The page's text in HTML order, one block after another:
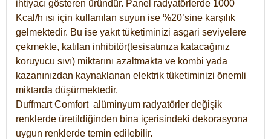
ihtiyacı gösteren üründür. Panel radyatörlerde 1000
Kcal/h ısı için kullanılan suyun ise %20’sine karşılık
gelmektedir. Bu ise yakıt tüketiminizi asgari seviyelere
çekmekte, katılan inhibitör(tesisatınıza katacağınız
koruyucu sıvı) miktarını azaltmakta ve kombi yada
kazanınızdan kaynaklanan elektrik tüketiminizi önemli
miktarda düşürmektedir.
Duffmart Comfort alüminyum radyatörler değişik
renklerde üretildiğinden bina içerisindeki dekorasyona
uygun renklerde temin edilebilir.